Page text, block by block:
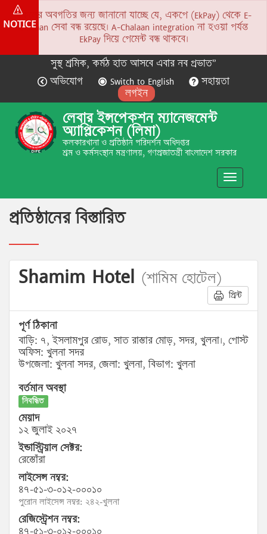
NOTICE
সকলের অবগতির জন্য জানানো যাচ্ছে যে, একপে (EkPay) থেকে E-
Chalaan সেবা বন্ধ রয়েছে। A-Chalaan integration না হওয়া পর্যন্ত
EkPay দিয়ে পেমেন্ট বন্ধ থাকবে।
সুস্থ শ্রমিক, কর্মঠ হাত আসবে এবার নব প্রভাত”
অভিযোগ
Switch to English
সহায়তা
লগইন
লেবার ইন্সপেকশন ম্যানেজমেন্ট
অ্যাপ্লিকেশন (লিমা)
কলকারখানা ও প্রতিষ্ঠান পরিদর্শন অধিদপ্তর
শ্রম ও কর্মসংস্থান মন্ত্রণালয়, গণপ্রজাতন্ত্রী বাংলাদেশ সরকার
Toggle
প্রতিষ্ঠানের বিস্তারিত
Shamim Hotel (শামিম হোটেল)
প্রিন্ট
পূর্ণ ঠিকানা
বাড়ি: ৭, ইসলামপুর রোড, সাত রাস্তার মোড়, সদর, খুলনা।, পোস্ট
অফিস: খুলনা সদর
উপজেলা: খুলনা সদর, জেলা: খুলনা, বিভাগ: খুলনা
বর্তমান অবস্থা
নিবন্ধিত
মেয়াদ
১২ জুলাই ২০২৭
ইন্ডাস্ট্রিয়াল সেক্টর:
রেস্তোঁরা
লাইসেন্স নম্বর:
৪৭-৫১-৩-০১২-০০০১০
পুরোন লাইসেন্স নম্বর: ২৪২-খুলনা
রেজিস্ট্রেশন নম্বর:
৪৭-৫১-৩-০১২-০০০১০